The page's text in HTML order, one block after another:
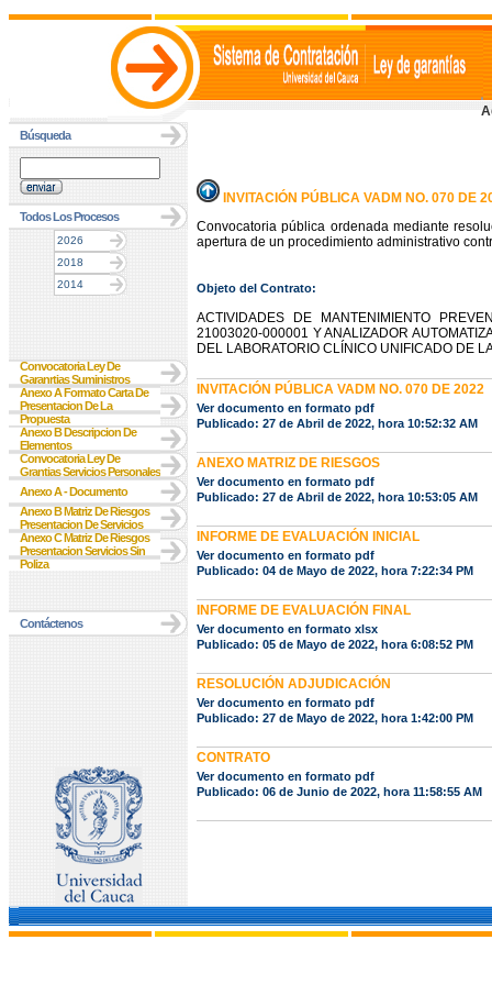
Búsqueda
Todos Los Procesos
2026
2018
2014
Convocatoria Ley De
Garanrtias Suministros
Anexo A Formato Carta De
Presentacion De La
Propuesta
Anexo B Descripcion De
Elementos
Convocatoria Ley De
Grantias Servicios Personales
Anexo A - Documento
Anexo B Matriz De Riesgos
Presentacion De Servicios
Anexo C Matriz De Riesgos
Presentacion Servicios Sin
Poliza
Contáctenos
INVITACIÓN PÚBLICA VADM NO. 070 DE
Convocatoria pública ordenada mediante
apertura de un procedimiento administrativo
Objeto del Contrato:
ACTIVIDADES DE MANTENIMIENTO
21003020-000001 Y ANALIZADOR
DEL LABORATORIO CLÍNICO UNIFICADO DE
INVITACIÓN PÚBLICA VADM NO. 070 DE 2022
Ver documento en formato pdf
Publicado: 27 de Abril de 2022, hora 10:52:32 AM
ANEXO MATRIZ DE RIESGOS
Ver documento en formato pdf
Publicado: 27 de Abril de 2022, hora 10:53:05 AM
INFORME DE EVALUACIÓN INICIAL
Ver documento en formato pdf
Publicado: 04 de Mayo de 2022, hora 7:22:34 PM
INFORME DE EVALUACIÓN FINAL
Ver documento en formato xlsx
Publicado: 05 de Mayo de 2022, hora 6:08:52 PM
RESOLUCIÓN ADJUDICACIÓN
Ver documento en formato pdf
Publicado: 27 de Mayo de 2022, hora 1:42:00 PM
CONTRATO
Ver documento en formato pdf
Publicado: 06 de Junio de 2022, hora 11:58:55 AM